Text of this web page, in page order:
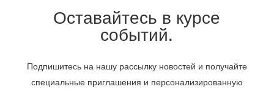
Оставайтесь в курсе
событий.
Подпишитесь на нашу рассылку новостей и получайте
специальные приглашения и персонализированную